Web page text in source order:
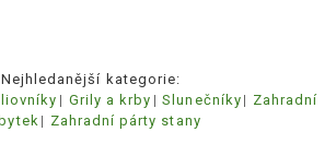
Nejhledanější kategorie:
Grily a krby Slunečníky
Zahradní
Zahradní párty stany